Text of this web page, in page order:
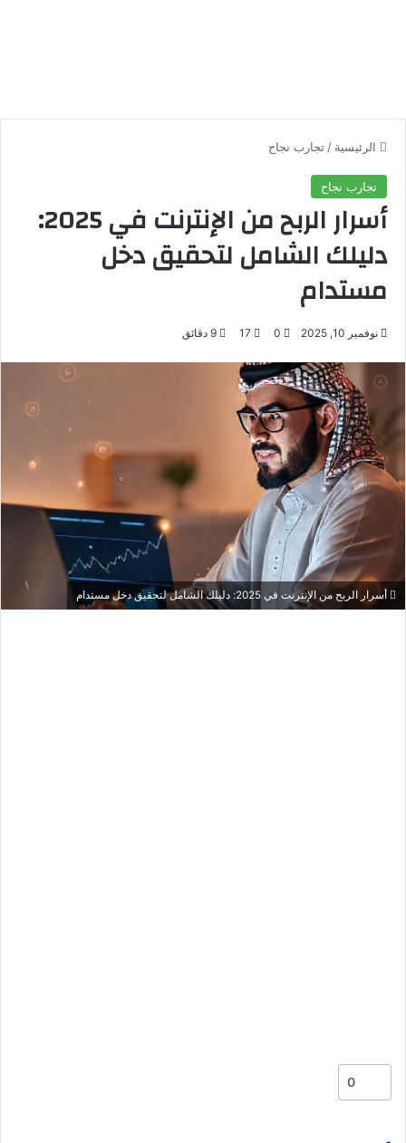
الرئيسية / تجارب نجاح
تجارب نجاح
أسرار الربح من الإنترنت في 2025:
دليلك الشامل لتحقيق دخل
مستدام
نوفمبر 10, 2025 0
17
أسرار الربح من الإنترنت في 2025: دليلك الشامل لتحقيق دخل مستدام
0